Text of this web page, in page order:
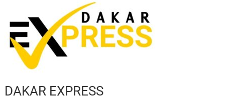
DAKAR EXPRESS